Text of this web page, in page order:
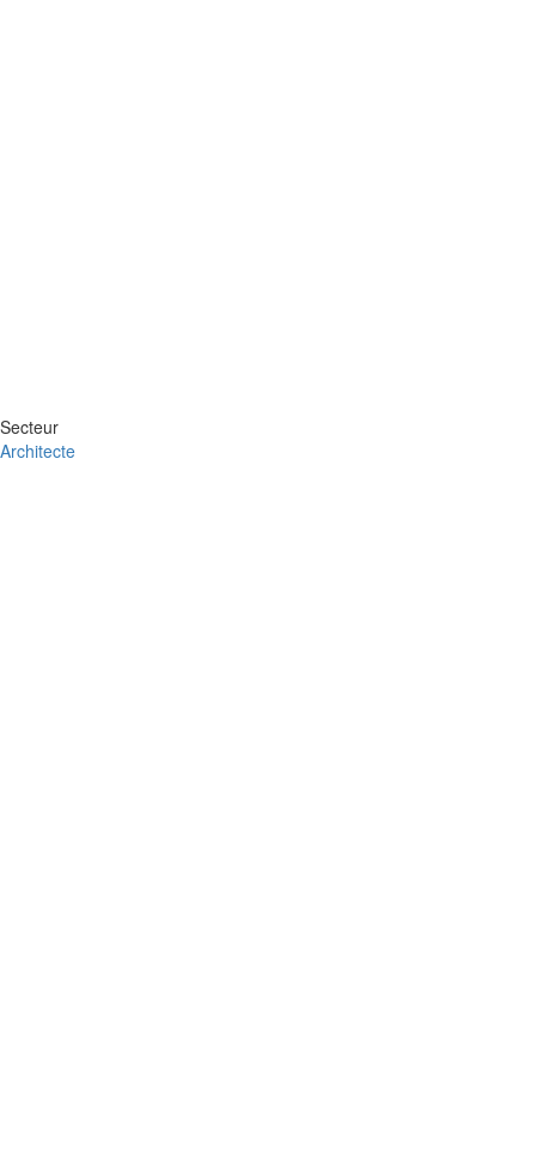
Secteur
Architecte